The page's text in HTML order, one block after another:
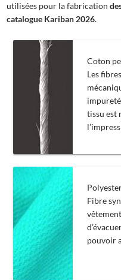
utilisées pour la fabrication
catalogue Kariban 2026.
Coton
Les
tissu est
Fibre
pouvoir